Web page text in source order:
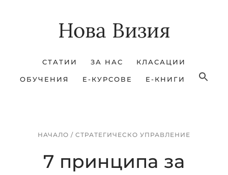
Нова Визия
СТАТИИ ЗА НАС КЛАСАЦИИ
ОБУЧЕНИЯ Е-КУРСОВЕ Е-КНИГИ
НАЧАЛО / СТРАТЕГИЧЕСКО УПРАВЛЕНИЕ
7 принципa за